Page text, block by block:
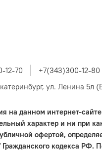
12-70
+7(343)300-12-80
ул. Ленина 5л
на данном интернет-
характер и ни при
офертой,
Гражданского кодекса РФ.